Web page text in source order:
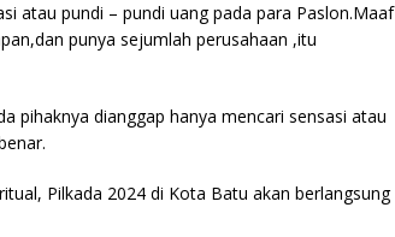
atau pundi – pundi uang pada para Paslon.Maaf
punya sejumlah perusahaan ,itu
pihaknya dianggap hanya mencari sensasi atau
Pilkada 2024 di Kota Batu akan berlangsung